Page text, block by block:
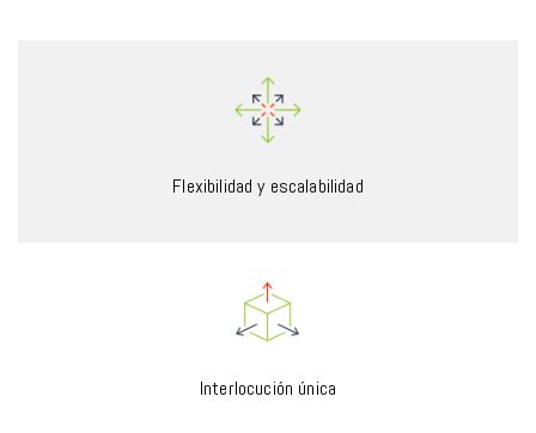
Flexibilidad y escalabilidad
Interlocución única